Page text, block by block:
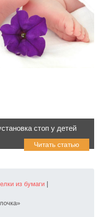
стоп у детей
Читать статью
из бумаги